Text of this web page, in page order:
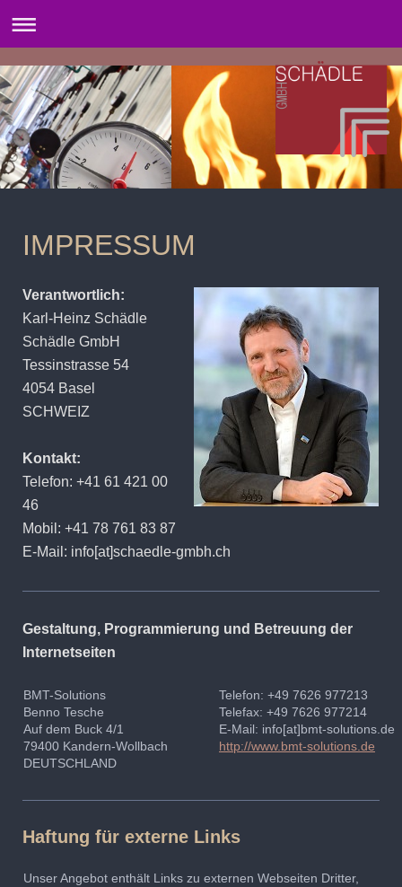
IMPRESSUM
Verantwortlich:
Karl-Heinz Schädle
Schädle GmbH
Tessinstrasse 54
4054 Basel
SCHWEIZ
Kontakt:
Telefon: +41 61 421 00
46
Mobil: +41 78 761 83 87
E-Mail: info[at]schaedle-gmbh.ch
Gestaltung, Programmierung und Betreuung der
Internetseiten
BMT-Solutions
Benno Tesche
Auf dem Buck 4/1
79400 Kandern-Wollbach
DEUTSCHLAND
Telefon: +49 7626 977213
Telefax: +49 7626 977214
E-Mail: info[at]bmt-solutions.de
http://www.bmt-solutions.de
Haftung für externe Links
Unser Angebot enthält Links zu externen Webseiten Dritter,